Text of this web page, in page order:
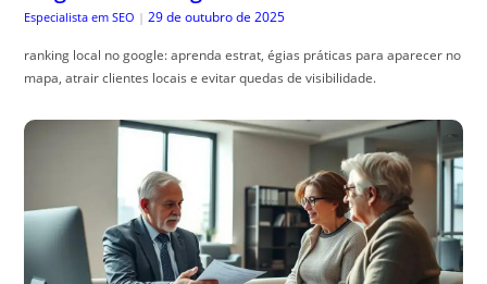
Especialista em SEO | 29 de outubro de 2025
ranking local no google: aprenda estrat, égias práticas para aparecer no
mapa, atrair clientes locais e evitar quedas de visibilidade.